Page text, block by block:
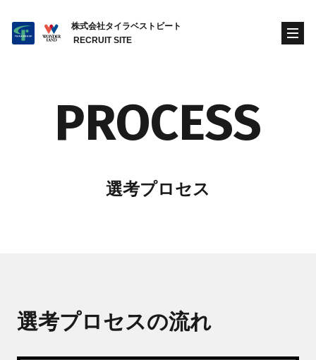
株式会社タイラベストビート
RECRUIT SITE
PROCESS
選考プロセス
選考プロセスの流れ